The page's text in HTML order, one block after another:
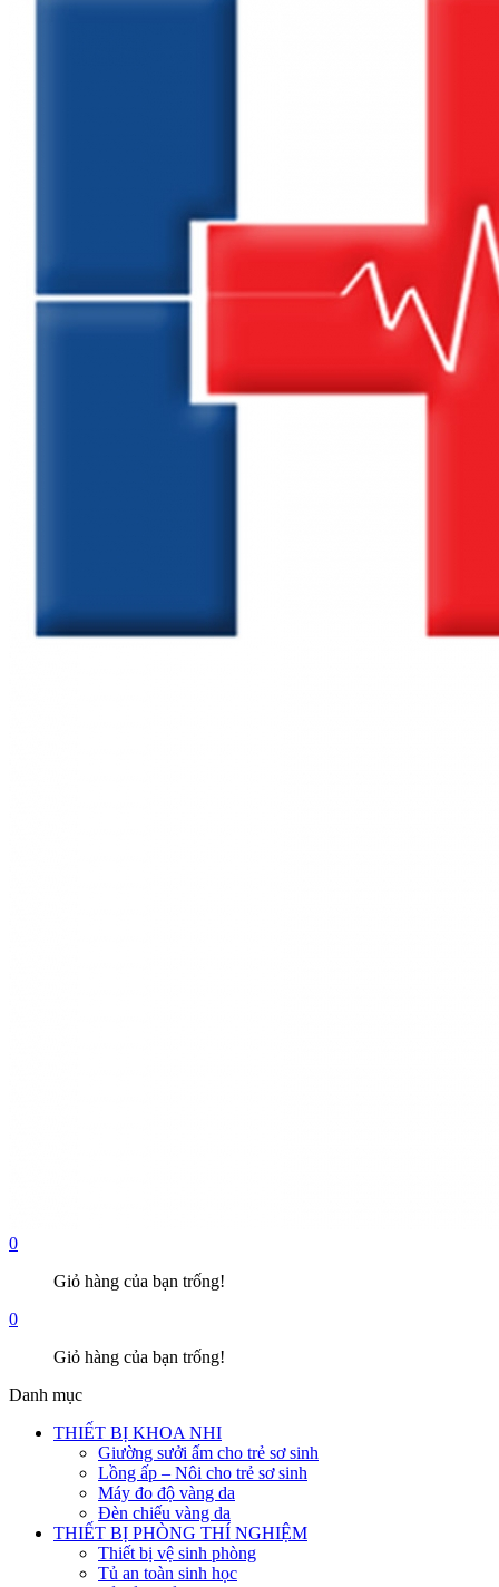
0
Giỏ hàng của bạn trống!
0
Giỏ hàng của bạn trống!
Danh mục
THIẾT BỊ KHOA NHI
Giường sưởi ấm cho trẻ sơ sinh
Lồng ấp – Nôi cho trẻ sơ sinh
Máy đo độ vàng da
Đèn chiếu vàng da
THIẾT BỊ PHÒNG THÍ NGHIỆM
Thiết bị vệ sinh phòng
Tủ an toàn sinh học